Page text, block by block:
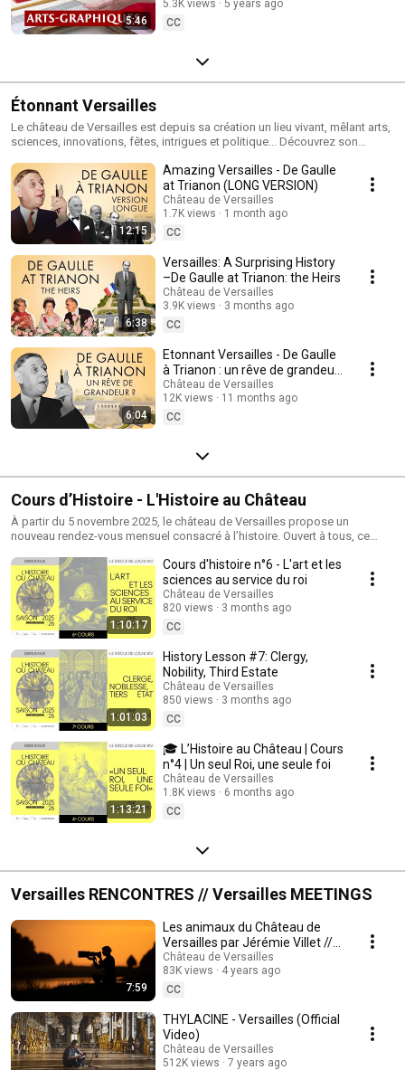
5:46
Versailles
5.3K views
5 years ago
CC
Étonnant Versailles
Le château de Versailles est depuis sa création un lieu vivant, mêlant arts,
sciences, innovations, fêtes, intrigues et politique... Découvrez son
12:15
Amazing Versailles - De Gaulle
at Trianon (LONG VERSION)
Château de Versailles
1.7K views
1 month ago
CC
6:38
Versailles: A Surprising History
–De Gaulle at Trianon: the Heirs
Château de Versailles
3.9K views
3 months ago
CC
6:04
Etonnant Versailles - De Gaulle
à Trianon : un rêve de grandeur
?
Château de Versailles
12K views
11 months ago
CC
Cours d’Histoire - L'Histoire au Château
À partir du 5 novembre 2025, le château de Versailles propose un
nouveau rendez-vous mensuel consacré à l’histoire. Ouvert à tous, ce
diplomatie, fiscalité, religion... Les cours sont donnés par des
professeurs dans l'auditorium du Château pour découvrir autrement l’un
des règnes les plus emblématiques de la monarchie française. Plus
d'infos : https://www.chateauversailles.fr/actualites/evenements/histoire-
au-chateau-cours
1:10:17
Cours d'histoire n°6 - L'art et les
sciences au service du roi
Château de Versailles
820 views
3 months ago
CC
1:01:03
History Lesson #7: Clergy,
Nobility, Third Estate
Château de Versailles
850 views
3 months ago
CC
1:13:21
🎓 L’Histoire au Château | Cours
n°4 | Un seul Roi, une seule foi
Château de Versailles
1.8K views
6 months ago
CC
Versailles RENCONTRES // Versailles MEETINGS
7:59
Les animaux du Château de
Versailles par Jérémie Villet //
The animals of the Palace of
Versailles
Château de Versailles
83K views
4 years ago
CC
THYLACINE - Versailles (Official
Video)
Château de Versailles
512K views
7 years ago